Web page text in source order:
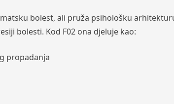
bolest, ali pruža psihološku
bolesti. Kod F02 ona djeluje kao:
propadanja